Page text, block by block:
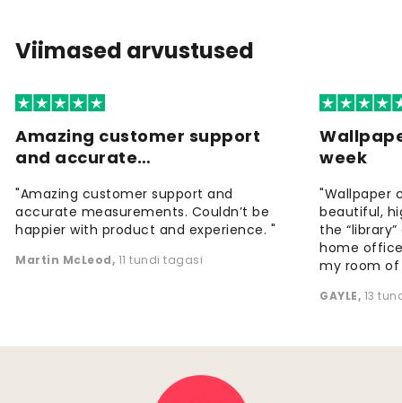
Viimased arvustused
Amazing customer support
and accurate…
"Amazing customer support and
accurate measurements. Couldn’t be
happier with product and experience. "
Martin McLeod, 11 tundi tagasi
week
"Wallpaper
beautiful,
the
home
my room of
GAYLE, 13